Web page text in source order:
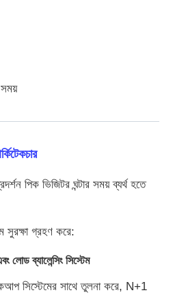
পিক ভিজিটর ঘন্টার সময় ব্যর্থ হতে
সুরক্ষা গ্রহণ করে:
লোড ব্যালেন্সিং সিস্টেম
সিস্টেমের সাথে তুলনা করে, N+1